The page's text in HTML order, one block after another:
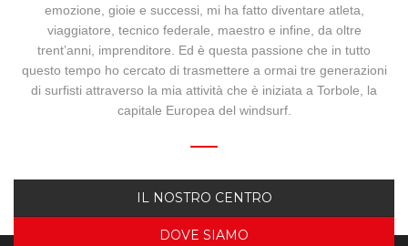
emozione, gioie e successi, mi ha fatto diventare atleta,
viaggiatore, tecnico federale, maestro e infine, da oltre
trent’anni, imprenditore. Ed è questa passione che in tutto
questo tempo ho cercato di trasmettere a ormai tre generazioni
di surfisti attraverso la mia attività che è iniziata a Torbole, la
capitale Europea del windsurf.
IL NOSTRO CENTRO
DOVE SIAMO